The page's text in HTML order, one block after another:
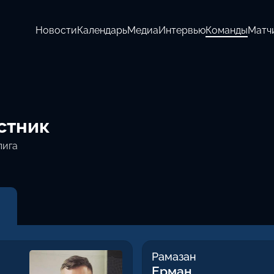
НовостиКалендарьМедиаИнтервьюКоманды
Рамазан